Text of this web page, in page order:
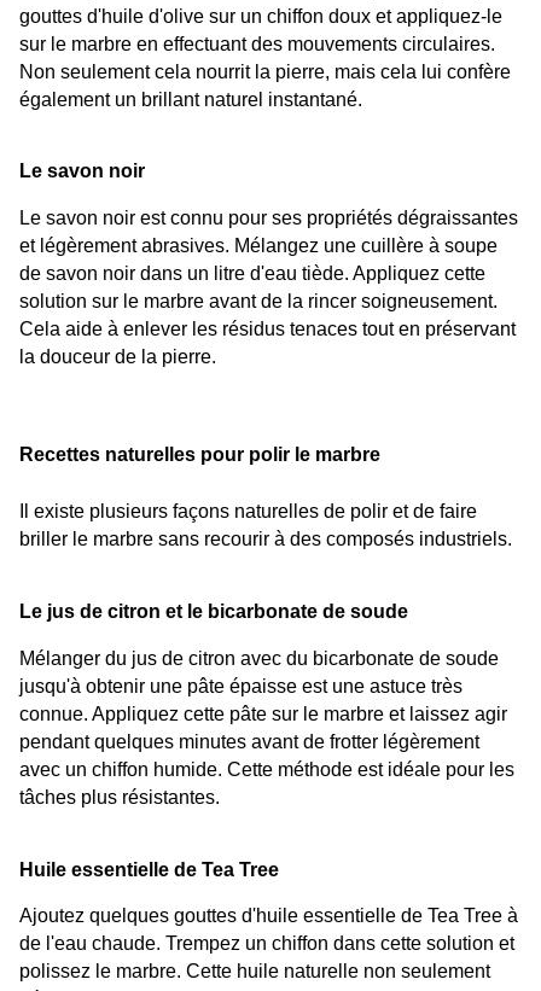
gouttes d'huile d'olive sur un chiffon doux et appliquez-le
sur le marbre en effectuant des mouvements circulaires.
Non seulement cela nourrit la pierre, mais cela lui confère
également un brillant naturel instantané.
Le savon noir
Le savon noir est connu pour ses propriétés dégraissantes
et légèrement abrasives. Mélangez une cuillère à soupe
de savon noir dans un litre d'eau tiède. Appliquez cette
solution sur le marbre avant de la rincer soigneusement.
Cela aide à enlever les résidus tenaces tout en préservant
la douceur de la pierre.
Recettes naturelles pour polir le marbre
Il existe plusieurs façons naturelles de polir et de faire
briller le marbre sans recourir à des composés industriels.
Le jus de citron et le bicarbonate de soude
Mélanger du jus de citron avec du bicarbonate de soude
jusqu'à obtenir une pâte épaisse est une astuce très
connue. Appliquez cette pâte sur le marbre et laissez agir
pendant quelques minutes avant de frotter légèrement
avec un chiffon humide. Cette méthode est idéale pour les
tâches plus résistantes.
Huile essentielle de Tea Tree
Ajoutez quelques gouttes d'huile essentielle de Tea Tree à
de l'eau chaude. Trempez un chiffon dans cette solution et
polissez le marbre. Cette huile naturelle non seulement